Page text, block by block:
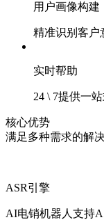
用户画像构建
精准识别客户
实时帮助
24 \ 7提供一
核心优势
满足多种需求的解
ASR引擎
AI电销机器人支持